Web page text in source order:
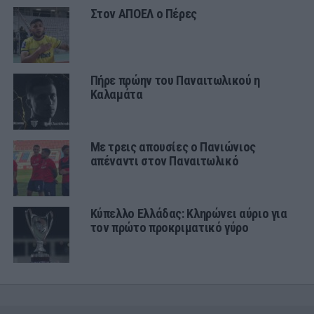
Στον ΑΠΟΕΛ ο Πέρες
Πήρε πρώην του Παναιτωλικού η
Καλαμάτα
Με τρεις απουσίες ο Πανιώνιος
απέναντι στον Παναιτωλικό
Κύπελλο Ελλάδας: Κληρώνει αύριο για
τον πρώτο προκριματικό γύρο